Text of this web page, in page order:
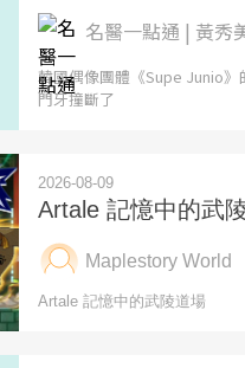
名醫一點通 | 黃秀
韓國偶像團體《Supe Junio
門牙撞斷了